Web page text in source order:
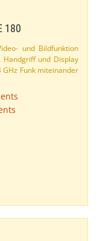
180
und Bildfunktion
Handgriff und Display
Funk miteinander